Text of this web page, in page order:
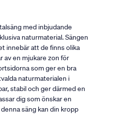
med inbjudande
naturmaterial. Sängen
innebär att de finns olika
av en mjukare zon för
som ger en bra
naturmaterialen i
stabil och ger därmed en
dig som önskar en
säng kan din kropp